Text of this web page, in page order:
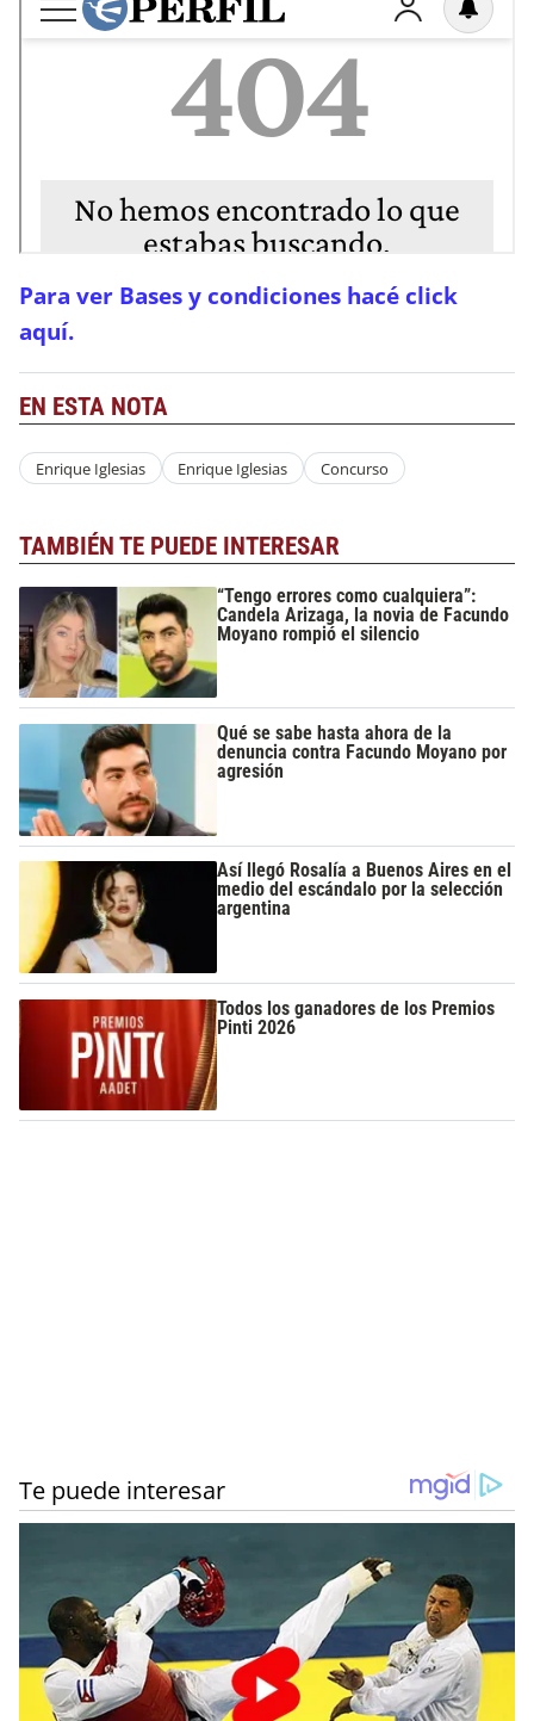
Para ver Bases y condiciones hacé click
aquí.
EN ESTA NOTA
Enrique Iglesias Enrique Iglesias Concurso
TAMBIÉN TE PUEDE INTERESAR
“Tengo errores como cualquiera”:
Candela Arizaga, la novia de Facundo
Moyano rompió el silencio
Qué se sabe hasta ahora de la
denuncia contra Facundo Moyano por
agresión
Así llegó Rosalía a Buenos Aires en el
medio del escándalo por la selección
argentina
Todos los ganadores de los Premios
Pinti 2026